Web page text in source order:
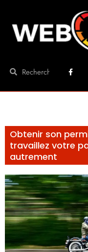
Obtenir son
travaillez votre
autrement